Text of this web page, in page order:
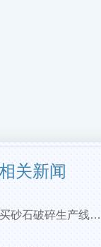
关新闻
石破碎生产线设备